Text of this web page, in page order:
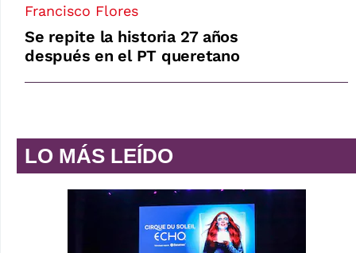
Francisco Flores
Se repite la historia 27 años
después en el PT queretano
LO MÁS LEÍDO